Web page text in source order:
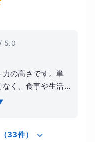
5.0
力の高さです。単
く、食事や生活
してもらえるた
体型の変化だけ
33件）